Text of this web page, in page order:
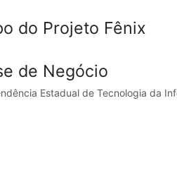
do Projeto Fênix
de Negócio
Estadual de Tecnologia da